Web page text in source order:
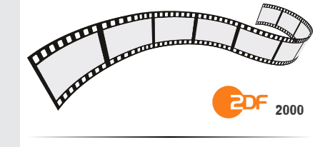
Mythen, Märchen & Legenden (2025)
2000